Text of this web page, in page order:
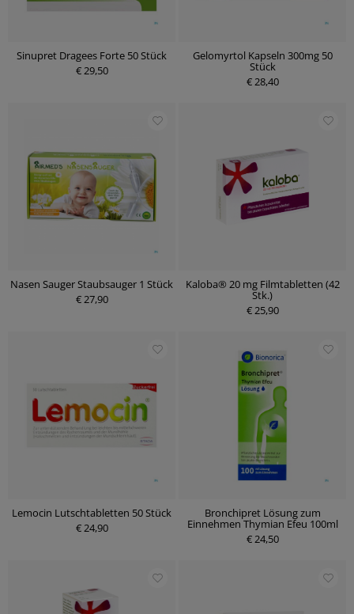
Sinupret Dragees Forte 50 Stück
€ 29,50
Gelomyrtol Kapseln 300mg 50
Stück
€ 28,40
Nasen Sauger Staubsauger 1 Stück
€ 27,90
Kaloba® 20 mg Filmtabletten (42
Stk.)
€ 25,90
Lemocin Lutschtabletten 50 Stück
€ 24,90
Bronchipret Lösung zum
Einnehmen Thymian Efeu 100ml
€ 24,50